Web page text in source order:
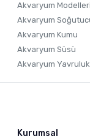
Akvaryum Modelleri
Akvaryum
Akvaryum Kumu
Akvaryum Süsü
Akvaryum Yavruluk
Kurumsal